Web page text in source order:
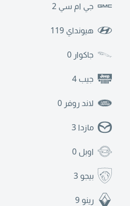
جي ام سي 2
هيونداي 119
جاكوار 0
جيب 4
لاند روفر 0
مازدا 3
اوبل 0
بيجو 3
رينو 9